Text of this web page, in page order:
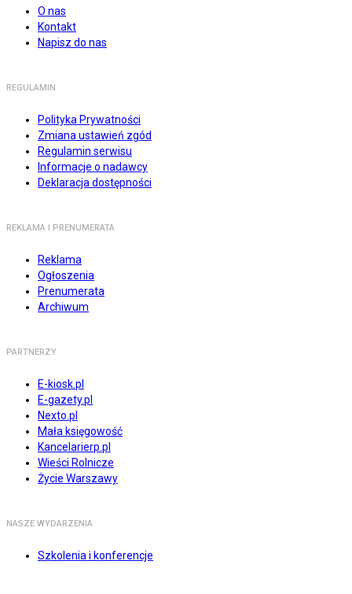
O nas
Kontakt
Napisz do nas
REGULAMIN
Polityka Prywatności
Zmiana ustawień zgód
Regulamin serwisu
Informacje o nadawcy
Deklaracja dostępności
REKLAMA I PRENUMERATA
Reklama
Ogłoszenia
Prenumerata
Archiwum
PARTNERZY
E-kiosk.pl
E-gazety.pl
Nexto.pl
Mała księgowość
Kancelarierp.pl
Wieści Rolnicze
Życie Warszawy
NASZE WYDARZENIA
Szkolenia i konferencje